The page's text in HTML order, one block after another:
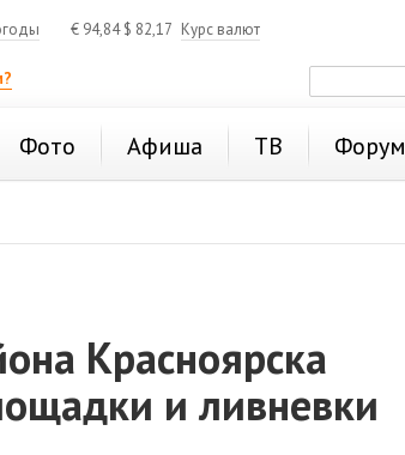
€ 94,84$ 82,17 Курс валют
Фото Афиша ТВ Форум
Красноярска
и ливневки